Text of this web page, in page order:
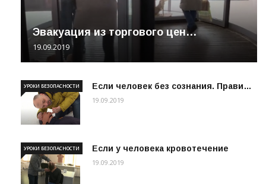
Эвакуация из торгового цен…
19.09.2019
Если человек без сознания. Прави…
УРОКИ БЕЗОПАСНОСТИ
19.09.2019
Если у человека кровотечение
УРОКИ БЕЗОПАСНОСТИ
19.09.2019